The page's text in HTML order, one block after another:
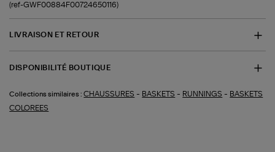
(ref-GWF00884F00724650116)
LIVRAISON ET RETOUR
DISPONIBILITÉ BOUTIQUE
Collections similaires : CHAUSSURES - BASKETS - RUNNINGS - BASKETS
COLOREES